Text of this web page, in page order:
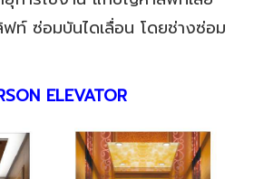
ฟท์ ซ่อมบันไดเลื่อน โดยช่างซ่อม
ELEVATOR